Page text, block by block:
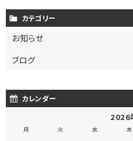
カテゴリー
お知らせ
ブログ
カレンダー
2026
月 火 水 木